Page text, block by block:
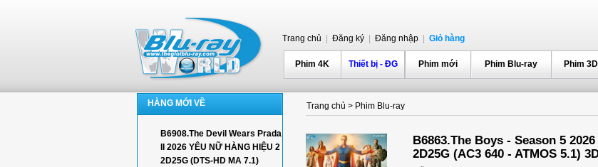
Trang chủ Đăng ký Đăng nhập Giỏ hàng
Phim 4K Thiết bị - ĐG Phim mới Phim Blu-ray Phim 3D
HÀNG MỚI VỀ
B6908.The Devil Wears Prada
II 2026 YÊU NỮ HÀNG HIỆU 2
2D25G (DTS-HD MA 7.1)
Trang chủ > Phim Blu-ray
B6863.The Boys - Season 5
2D25G (AC3 640 - ATMOS 5.1)